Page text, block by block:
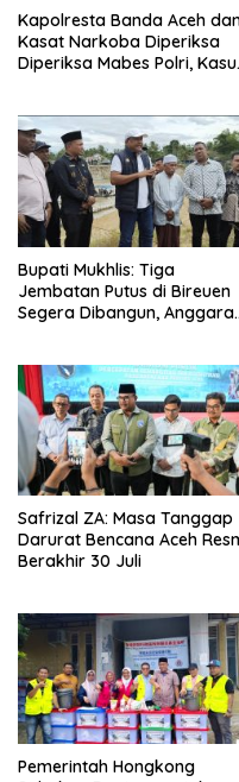
Kapolresta Banda Aceh
Kasat Narkoba Diperiksa
Diperiksa Mabes Polri,
Bupati Mukhlis: Tiga
Jembatan Putus di Bireuen
Segera Dibangun,
Safrizal ZA: Masa Tanggap
Darurat Bencana Aceh
Berakhir 30 Juli
Pemerintah Hongkong